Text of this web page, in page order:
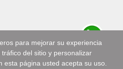
para mejorar su experiencia
del sitio y personalizar
esta página usted acepta su uso.